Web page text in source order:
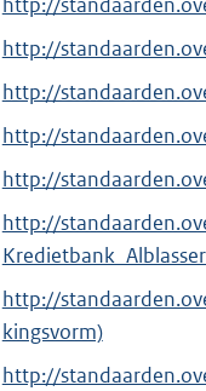
http://
http://
http://
http://
http://
http://
kingsvorm)
http://